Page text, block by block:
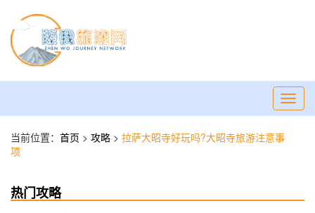
当前位置： 首页 > 攻略 > 拉萨大昭寺好玩吗?大昭寺旅游注意事
项
热门攻略